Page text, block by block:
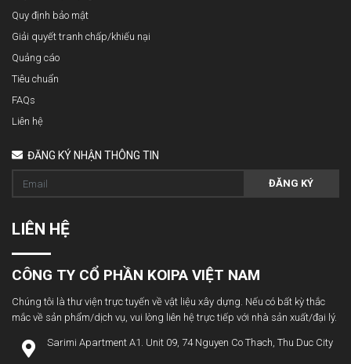
Quy định bảo mật
Giải quyết tranh chấp/khiếu nại
Quảng cáo
Tiêu chuẩn
FAQs
Liên hệ
ĐĂNG KÝ NHẬN THÔNG TIN
ĐĂNG KÝ
LIÊN HỆ
CÔNG TY CỔ PHẦN KOIPA VIỆT NAM
Chúng tôi là thư viện trực tuyến về vật liệu xây dựng. Nếu có bất kỳ thắc
mắc về sản phẩm/dịch vụ, vui lòng liên hệ trực tiếp với nhà sản xuất/đại lý.
Sarimi Apartment A1. Unit 09, 74 Nguyen Co Thach, Thu Duc City